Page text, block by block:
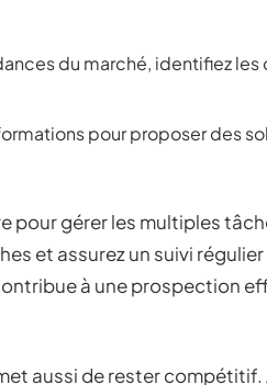
du marché, identifiez
pour proposer des
pour gérer les multiples
et assurez un suivi
à une prospection
aussi de rester compétitif.